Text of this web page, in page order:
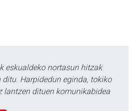
eskualdeko nortasun hitzak
Harpidedun eginda, tokiko
lantzen dituen komunikabidea